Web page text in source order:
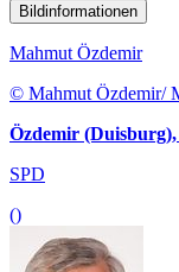
Bildinformationen
Mahmut Özdemir
© Mahmut Özdemir/
Özdemir
SPD
()